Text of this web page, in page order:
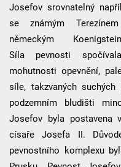
Josefov srovnatelný
se známým
německým
Síla pevnosti
mohutnosti opevnění,
síle, takzvaných
podzemním bludišti
Josefov byla postavena
císaře Josefa II.
pevnostního komplexu